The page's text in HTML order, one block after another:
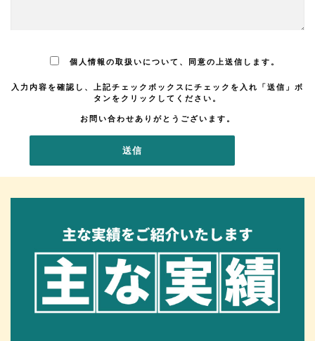
個人情報の取扱いについて、同意の上送信します。
入力内容を確認し、上記チェックボックスにチェックを入れ「送信」ボ
タンをクリックしてください。
お問い合わせありがとうございます。